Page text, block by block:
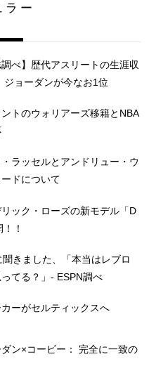
ラー
調べ】歴代アスリートの生涯収
ジョーダンが今なお1位
トのウォリアーズ移籍とNBA
ラッセルとアンドリュー・ウ
ドについて
ック・ローズの新モデル「D
！
きました、「本当はレブロ
てる？」- ESPN調べ
ーがセルティックスへ
ダン×コービー： 完全に一致の